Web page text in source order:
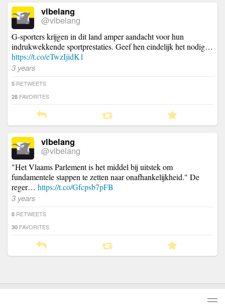
vlbelang
@vlbelang
G-sporters krijgen in dit land amper aandacht voor hun
indrukwekkende sportprestaties. Geef hen eindelijk het nodig…
https://t.co/eTwzIjidK1
3 years
5 RETWEETS
28 FAVORITES
vlbelang
@vlbelang
"Het Vlaams Parlement is het middel bij uitstek om
fundamentele stappen te zetten naar onafhankelijkheid." De
reger… https://t.co/Gfcpsb7pFB
3 years
8 RETWEETS
30 FAVORITES